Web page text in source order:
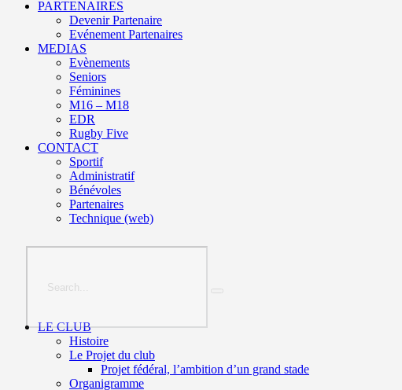
PARTENAIRES
Devenir Partenaire
Evénement Partenaires
MEDIAS
Evènements
Seniors
Féminines
M16 – M18
EDR
Rugby Five
CONTACT
Sportif
Administratif
Bénévoles
Partenaires
Technique (web)
LE CLUB
Histoire
Le Projet du club
Projet fédéral, l’ambition d’un grand stade
Organigramme